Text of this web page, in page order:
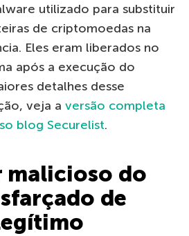
utilizado para substituir
de criptomoedas na
Eles eram liberados no
após a execução do
detalhes desse
veja a versão completa
blog Securelist.
malicioso do
de